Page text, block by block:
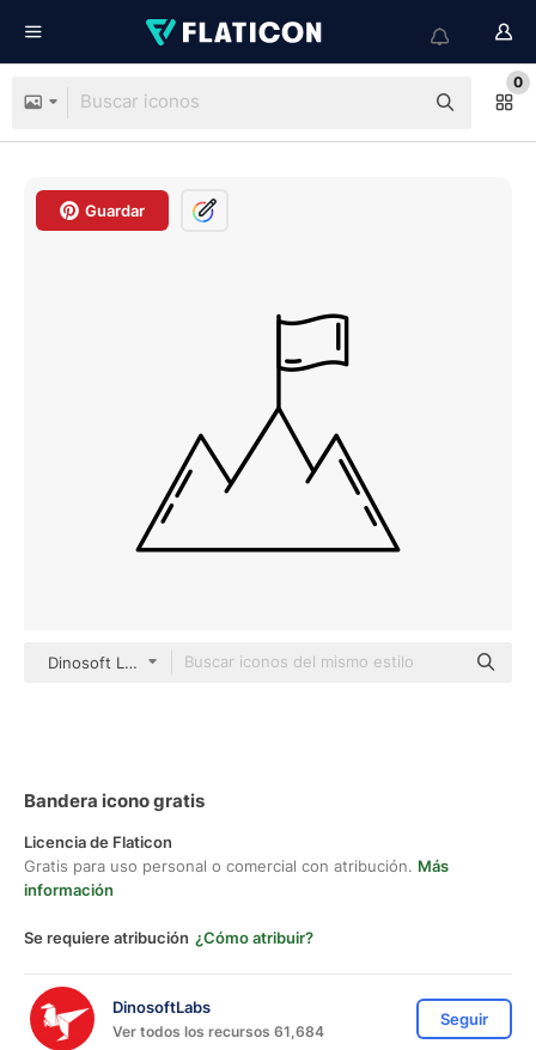
0
Guardar
Dinosoft Lineal
Bandera icono gratis
Licencia de Flaticon
Gratis para uso personal o comercial con atribución. Más
información
Se requiere atribución ¿Cómo atribuir?
DinosoftLabs
Ver todos los recursos 61,684
Seguir